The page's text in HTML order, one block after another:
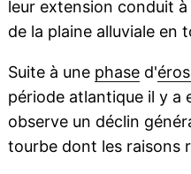
leur extension conduit
de la plaine alluviale en
Suite à une phased'
période atlantique il y a
observe un déclin
tourbe dont les raisons